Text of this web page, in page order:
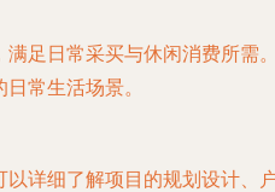
足日常采买与休闲消费所需
常生活场景。
详细了解项目的规划设计、